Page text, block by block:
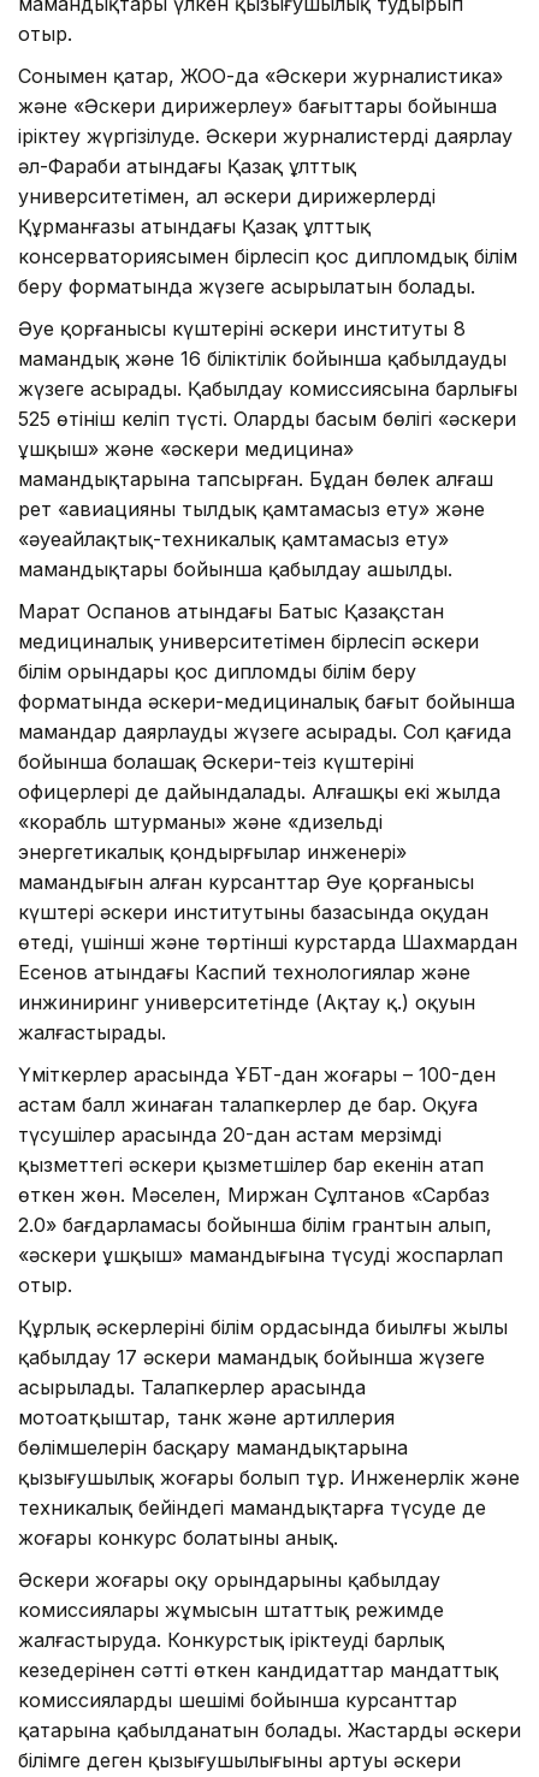
отыр.
Сонымен қатар, ЖОО-да «Әскери журналистика»
және «Әскери дирижерлеу» бағыттары бойынша
іріктеу жүргізілуде. Әскери журналистерді даярлау
әл-Фараби атындағы Қазақ ұлттық
университетімен, ал әскери дирижерлерді
Құрманғазы атындағы Қазақ ұлттық
консерваториясымен бірлесіп қос дипломдық білім
беру форматында жүзеге асырылатын болады.
Әуе қорғанысы күштерінің әскери институты 8
мамандық және 16 біліктілік бойынша қабылдауды
жүзеге асырады. Қабылдау комиссиясына барлығы
525 өтініш келіп түсті. Олардың басым бөлігі «әскери
ұшқыш» және «әскери медицина»
мамандықтарына тапсырған. Бұдан бөлек алғаш
рет «авиацияны тылдық қамтамасыз ету» және
«әуеайлақтық-техникалық қамтамасыз ету»
мамандықтары бойынша қабылдау ашылды.
Марат Оспанов атындағы Батыс Қазақстан
медициналық университетімен бірлесіп әскери
білім орындары қос дипломды білім беру
форматында әскери-медициналық бағыт бойынша
мамандар даярлауды жүзеге асырады. Сол қағида
бойынша болашақ Әскери-теңіз күштерінің
офицерлері де дайындалады. Алғашқы екі жылда
«корабль штурманы» және «дизельді
энергетикалық қондырғылар инженері»
мамандығын алған курсанттар Әуе қорғанысы
күштері әскери институтының базасында оқудан
өтеді, үшінші және төртінші курстарда Шахмардан
Есенов атындағы Каспий технологиялар және
инжиниринг университетінде (Ақтау қ.) оқуын
жалғастырады.
Үміткерлер арасында ҰБТ-дан жоғары – 100-ден
астам балл жинаған талапкерлер де бар. Оқуға
түсушілер арасында 20-дан астам мерзімді
қызметтегі әскери қызметшілер бар екенін атап
өткен жөн. Мәселен, Миржан Сұлтанов «Сарбаз
2.0» бағдарламасы бойынша білім грантын алып,
«әскери ұшқыш» мамандығына түсуді жоспарлап
отыр.
Құрлық әскерлерінің білім ордасында биылғы жылы
қабылдау 17 әскери мамандық бойынша жүзеге
асырылады. Талапкерлер арасында
мотоатқыштар, танк және артиллерия
бөлімшелерін басқару мамандықтарына
қызығушылық жоғары болып тұр. Инженерлік және
техникалық бейіндегі мамандықтарға түсуде де
жоғары конкурс болатыны анық.
Әскери жоғары оқу орындарының қабылдау
комиссиялары жұмысын штаттық режимде
жалғастыруда. Конкурстық іріктеудің барлық
кезеңдерінен сәтті өткен кандидаттар мандаттық
комиссиялардың шешімі бойынша курсанттар
қатарына қабылданатын болады. Жастардың әскери
білімге деген қызығушылығының артуы әскери